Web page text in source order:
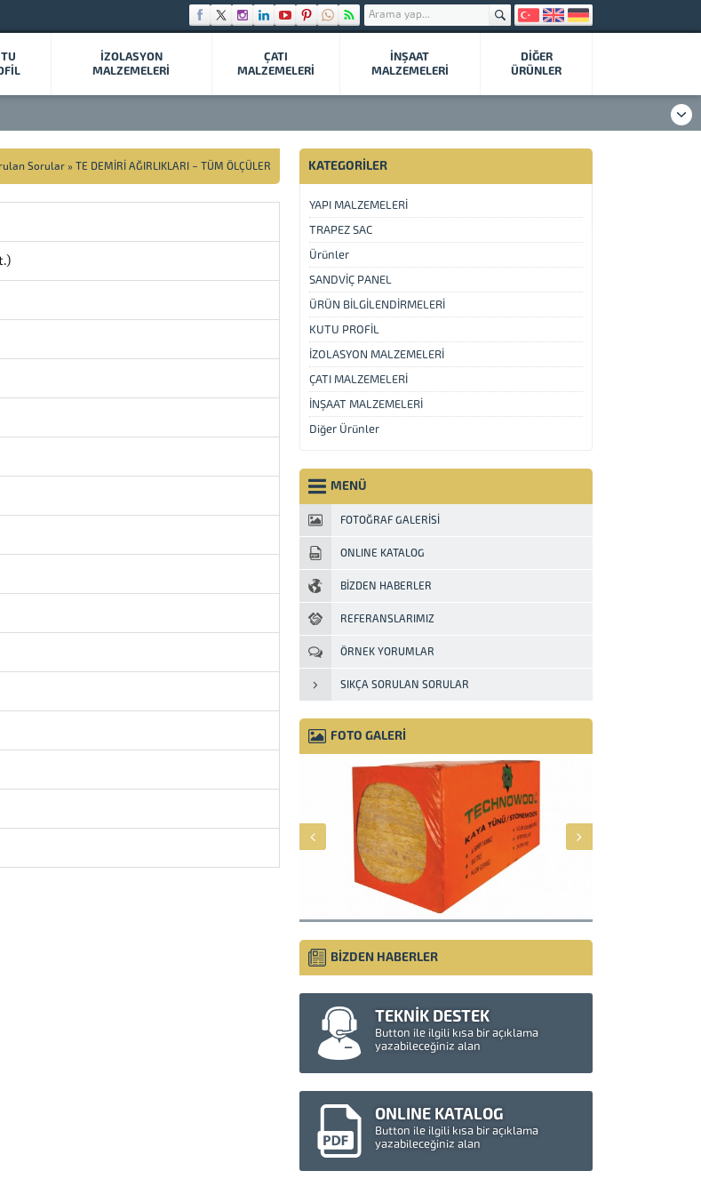
İZOLASYON
MALZEMELERİ
ÇATI
MALZEMELERİ
İNŞAAT
MALZEMELERİ
DIĞER
ÜRÜNLER
Sorular » TE DEMİRİ AĞIRLIKLARI – TÜM ÖLÇÜLER KATEGORİLER
YAPI MALZEMELERİ
TRAPEZ SAC
Ürünler
SANDVİÇ PANEL
ÜRÜN BİLGİLENDİRMELERİ
KUTU PROFİL
İZOLASYON MALZEMELERİ
ÇATI MALZEMELERİ
İNŞAAT MALZEMELERİ
Diğer Ürünler
MENÜ
FOTOĞRAF GALERİSİ
ONLINE KATALOG
BİZDEN HABERLER
REFERANSLARIMIZ
ÖRNEK YORUMLAR
SIKÇA SORULAN SORULAR
FOTO GALERİ
BİZDEN HABERLER
TEKNİK DESTEK
Button ile ilgili kısa bir açıklama
yazabileceğiniz alan
ONLINE KATALOG
Button ile ilgili kısa bir açıklama
yazabileceğiniz alan
Müşteri Temsilcisi